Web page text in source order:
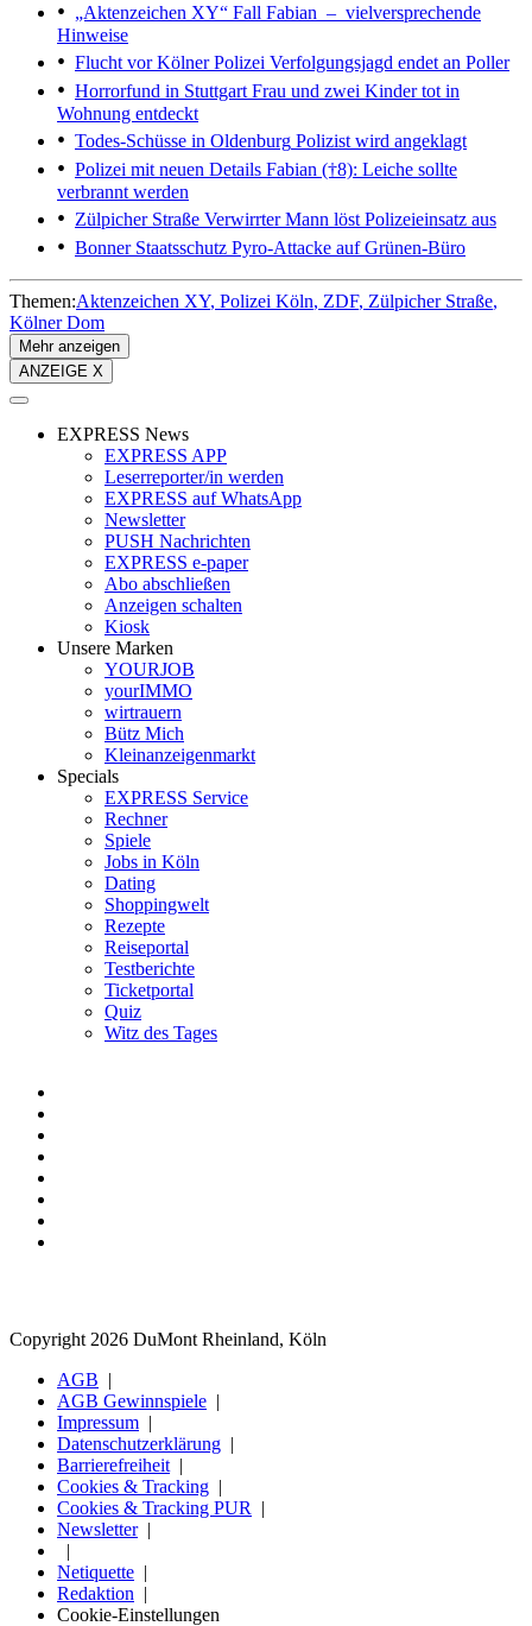
„Aktenzeichen XY“ Fall Fabian – vielversprechende
Hinweise
Flucht vor Kölner Polizei Verfolgungsjagd endet an Poller
Horrorfund in Stuttgart Frau und zwei Kinder tot in
Wohnung entdeckt
Todes-Schüsse in Oldenburg Polizist wird angeklagt
Polizei mit neuen Details Fabian (†8): Leiche sollte
verbrannt werden
Zülpicher Straße Verwirrter Mann löst Polizeieinsatz aus
Bonner Staatsschutz Pyro-Attacke auf Grünen-Büro
Themen:Aktenzeichen XY Polizei Köln ZDF Zülpicher Straße
Kölner Dom
Mehr anzeigen
ANZEIGE X
EXPRESS News
EXPRESS APP
Leserreporter/in werden
EXPRESS auf WhatsApp
Newsletter
PUSH Nachrichten
EXPRESS e-paper
Abo abschließen
Anzeigen schalten
Kiosk
Unsere Marken
YOURJOB
yourIMMO
wirtrauern
Bütz Mich
Kleinanzeigenmarkt
Specials
EXPRESS Service
Rechner
Spiele
Jobs in Köln
Dating
Shoppingwelt
Rezepte
Reiseportal
Testberichte
Ticketportal
Quiz
Witz des Tages
Copyright 2026 DuMont Rheinland, Köln
AGB
AGB Gewinnspiele
Impressum
Datenschutzerklärung
Barrierefreiheit
Cookies & Tracking
Cookies & Tracking PUR
Newsletter
Netiquette
Redaktion
Cookie-Einstellungen